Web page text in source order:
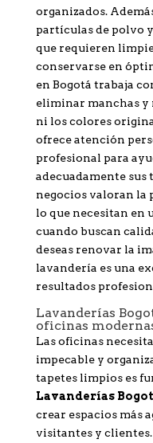
organizados.
partículas de polvo
que requieren
conservarse en
en Bogotá trabaja
eliminar manchas y
ni los colores
ofrece atención
profesional para
adecuadamente
negocios valoran la
lo que necesitan en
cuando buscan
deseas renovar la
lavandería es una
resultados
Lavanderías
oficinas
Las oficinas
impecable y
tapetes limpios es
Lavanderías
crear espacios más
visitantes y